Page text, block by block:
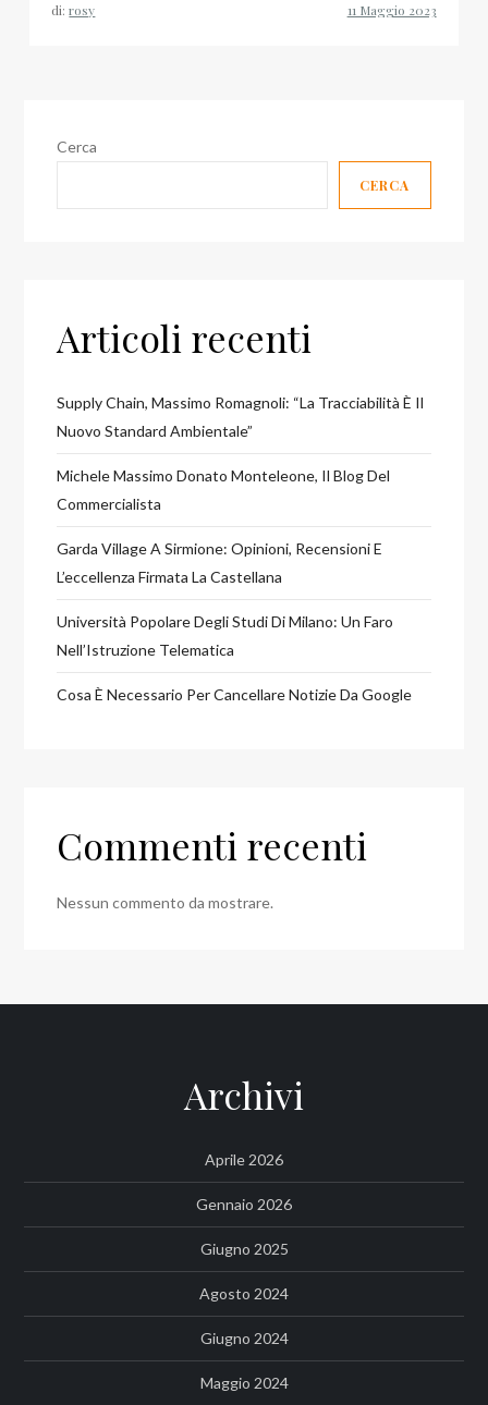
di:rosy
Cerca
CERCA
Articoli recenti
Supply Chain, Massimo Romagnoli: “La Tracciabilità È Il
Nuovo Standard Ambientale”
Michele Massimo Donato Monteleone, Il Blog Del
Commercialista
Garda Village A Sirmione: Opinioni, Recensioni E
L’eccellenza Firmata La Castellana
Università Popolare Degli Studi Di Milano: Un Faro
Nell’Istruzione Telematica
Cosa È Necessario Per Cancellare Notizie Da Google
Commenti recenti
Nessun commento da mostrare.
Archivi
Aprile 2026
Gennaio 2026
Giugno 2025
Agosto 2024
Giugno 2024
Maggio 2024